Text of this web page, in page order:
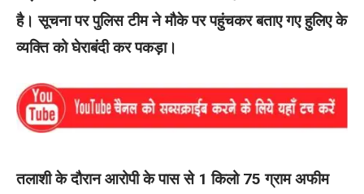
है। सूचना पर पुलिस टीम ने मौके पर पहुंचकर बताए गए हुलिए के
व्यक्ति को घेराबंदी कर पकड़ा।
तलाशी के दौरान आरोपी के पास से 1 किलो 75 ग्राम अफीम